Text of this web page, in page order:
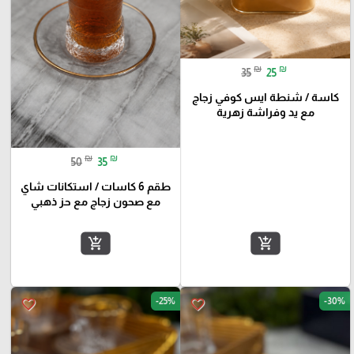
35 ₪ 25 ₪
كاسة / شنطة ايس كوفي زجاج
مع يد وفراشة زهرية
add_shopping_cart
50 ₪ 35 ₪
طقم 6 كاسات / استكانات شاي
مع صحون زجاج مع حز ذهبي
add_shopping_cart
favorite_border -30%
favorite_border -25%